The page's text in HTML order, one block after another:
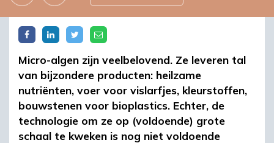
Micro-algen zijn veelbelovend. Ze leveren tal
van bijzondere producten: heilzame
nutriënten, voer voor vislarfjes, kleurstoffen,
bouwstenen voor bioplastics. Echter, de
technologie om ze op (voldoende) grote
schaal te kweken is nog niet voldoende